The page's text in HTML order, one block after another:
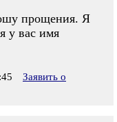
прощения. Я
у вас имя
Заявить о